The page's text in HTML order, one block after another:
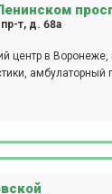
т, д. 68а
центр в